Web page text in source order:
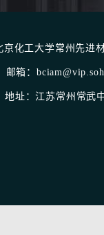
化工大学常州先进
邮箱：
地址：江苏常州常武